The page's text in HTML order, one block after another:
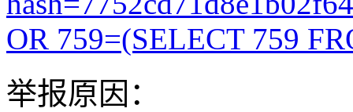
OR 759=(SELECT 759
举报原因：